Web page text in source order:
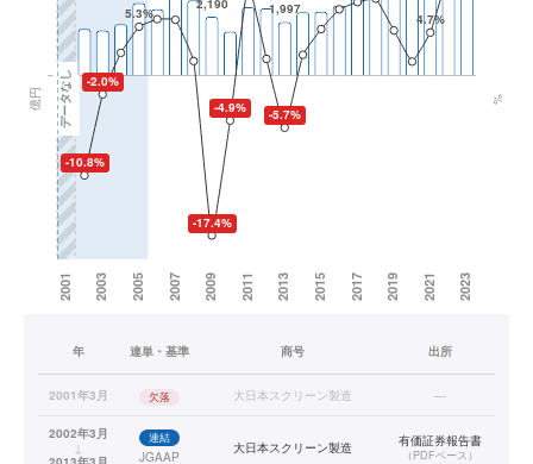
年 連単・基準 商号 出所
2001年3月 欠落 大日本スクリーン製造 —
2002年3月
↓
連結
JGAAP
大日本スクリーン製造 有価証券報告書
（PDFベース）